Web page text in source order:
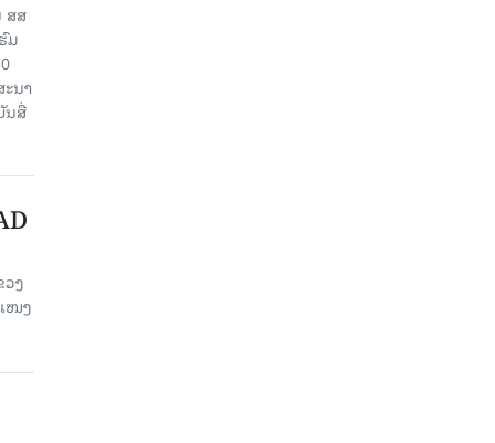
ສສ
ມ
ນາ
ນສື່
ງ
ໜງ